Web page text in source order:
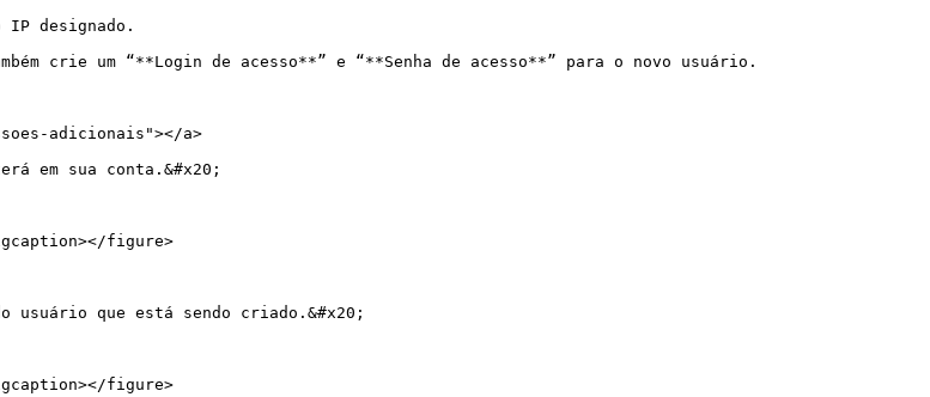
designado.
crie um “**Login de acesso**” e “**Senha de acesso**” para o novo usuário.
adicionais"></a>
em sua conta.&#x20;
figure>
usuário que está sendo criado.&#x20;
figure>